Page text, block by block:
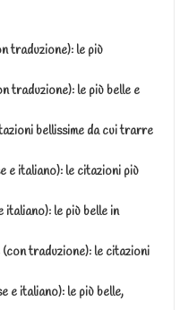
traduzione): le più
traduzione): le più belle e
bellissime da cui trarre
e italiano): le citazioni più
italiano): le più belle in
traduzione): le citazioni
e italiano): le più belle,